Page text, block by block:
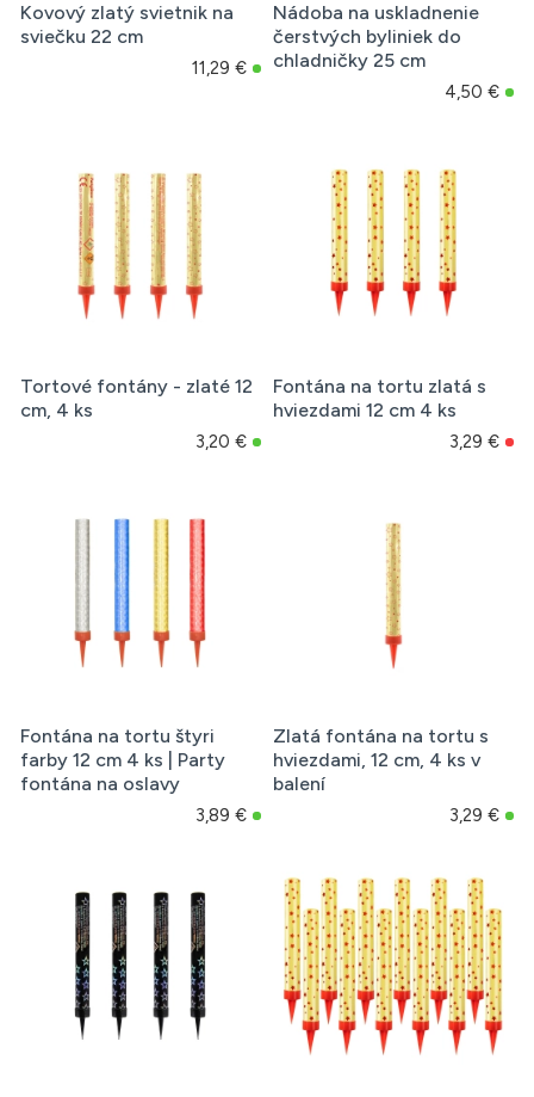
Kovový zlatý svietnik na
sviečku 22 cm
11,29 €
Nádoba na uskladnenie
čerstvých byliniek do
chladničky 25 cm
4,50 €
Tortové fontány - zlaté 12
cm, 4 ks
3,20 €
Fontána na tortu zlatá s
hviezdami 12 cm 4 ks
3,29 €
Fontána na tortu štyri
farby 12 cm 4 ks | Party
fontána na oslavy
3,89 €
Zlatá fontána na tortu s
hviezdami, 12 cm, 4 ks v
balení
3,29 €